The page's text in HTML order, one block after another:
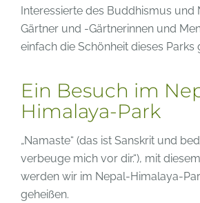
Interessierte des Buddhismus und
Gärtner und -Gärtnerinnen und
einfach die Schönheit dieses Parks
Ein Besuch im
Himalaya-Park
„Namaste“ (das ist Sanskrit und
verbeuge mich vor dir.“), mit
werden wir im Nepal-Himalaya-
geheißen.